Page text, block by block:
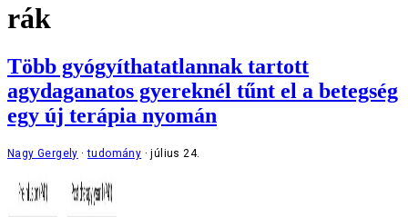
rák
Több gyógyíthatatlannak tartott
agydaganatos gyereknél tűnt el a betegség
egy új terápia nyomán
Nagy Gergely tudomány július 24.